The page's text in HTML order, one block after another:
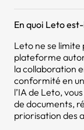
En quoi Leto
Leto ne se
plateforme
la collaboration
conformité en
l’IA de Leto,
de documents,
priorisation des